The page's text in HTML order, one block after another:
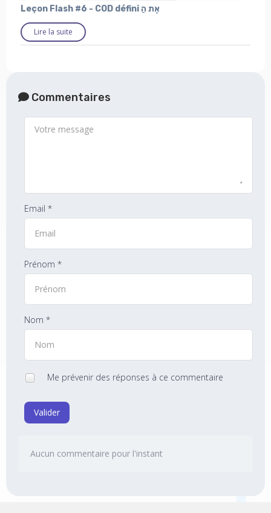
Leçon Flash #6 - COD défini אֶת הַ
Lire la suite
Commentaires
Email *
Prénom *
Nom *
Me prévenir des réponses à ce commentaire
Valider
Aucun commentaire pour l'instant